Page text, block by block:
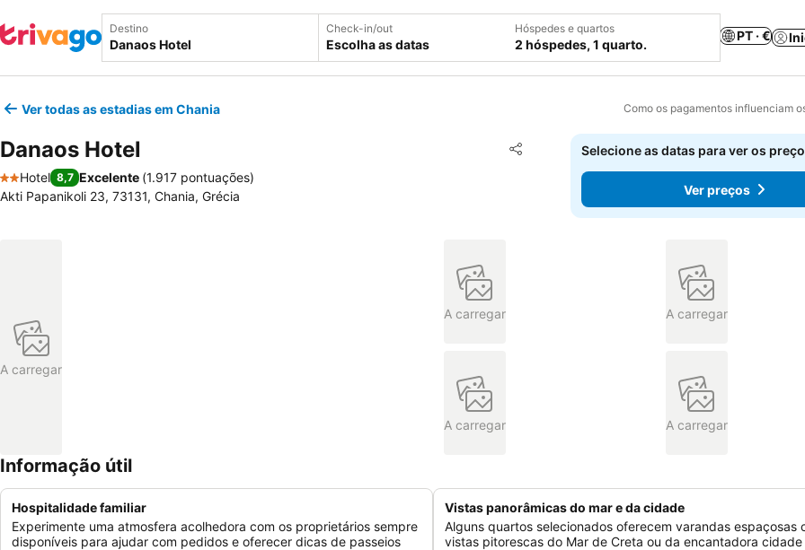
Destino Check-in/out
Escolha as datas
Hóspedes e quartos
2 hóspedes, 1 quarto.
PT · €
Ver todas as estadias em Chania Como os pagamentos influenciam
Danaos Hotel Partilhar
Adicionar aos favoritos
2 Estrelas
Hotel 8,7 Excelente (1.917 pontuações)
Akti Papanikoli 23, 73131, Chania, Grécia
Selecione as datas para ver os
Ver preços
A carregar
A carregar A carregar
A carregar A carregar
Informação útil
Hospitalidade familiar
Experimente uma atmosfera acolhedora com os proprietários sempre
disponíveis para ajudar com pedidos e oferecer dicas de passeios
Vistas panorâmicas do mar e da cidade
Alguns quartos selecionados oferecem varandas espaçosas
vistas pitorescas do Mar de Creta ou da encantadora